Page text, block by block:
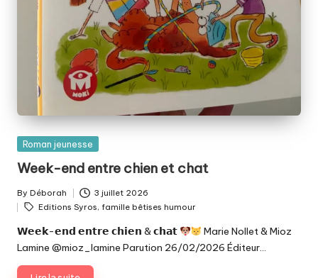
Posted
Roman jeunesse
Week-end entre chien et chat
Posted
by
By Déborah 3 juillet 2026
Tags:
Editions Syros, famille bêtises humour
𝗪𝗲𝗲𝗸-𝗲𝗻𝗱 𝗲𝗻𝘁𝗿𝗲 𝗰𝗵𝗶𝗲𝗻 & 𝗰𝗵𝗮𝘁
Marie Nollet & Mioz
Lamine @mioz_lamine Parution 26/02/2026 Éditeur…